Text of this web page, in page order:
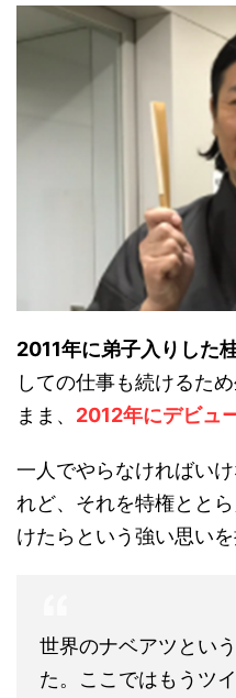
2011年に弟子入りした
しての仕事も続けるた
まま、 2012年にデビュ
一人でやらなければい
れど、それを特権とと
けたらという強い思い
世界のナベアツとい
た。ここではもうツ